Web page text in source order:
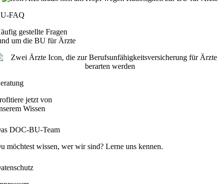
FAQ
gestellte Fragen
um die BU für Ärzte
jetzt von
Wissen
DOC-BU-Team
möchtest wissen, wer wir sind? Lerne uns kennen.